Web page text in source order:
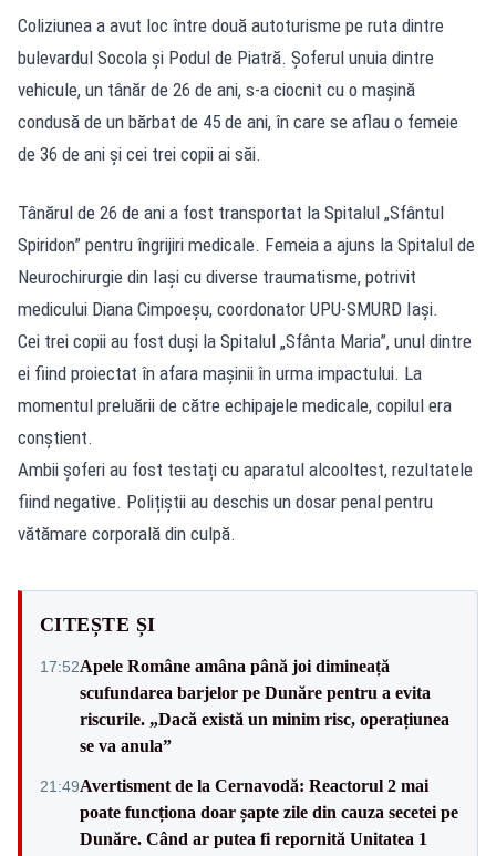
Coliziunea a avut loc între două autoturisme pe ruta dintre
bulevardul Socola și Podul de Piatră. Șoferul unuia dintre
vehicule, un tânăr de 26 de ani, s-a ciocnit cu o mașină
condusă de un bărbat de 45 de ani, în care se aflau o femeie
de 36 de ani și cei trei copii ai săi.
Tânărul de 26 de ani a fost transportat la Spitalul „Sfântul
Spiridon” pentru îngrijiri medicale. Femeia a ajuns la Spitalul de
Neurochirurgie din Iași cu diverse traumatisme, potrivit
medicului Diana Cimpoeșu, coordonator UPU-SMURD Iași.
Cei trei copii au fost duși la Spitalul „Sfânta Maria”, unul dintre
ei fiind proiectat în afara mașinii în urma impactului. La
momentul preluării de către echipajele medicale, copilul era
conștient.
Ambii șoferi au fost testați cu aparatul alcooltest, rezultatele
fiind negative. Polițiștii au deschis un dosar penal pentru
vătămare corporală din culpă.
CITEȘTE ȘI
17:52Apele Române amâna până joi dimineață
scufundarea barjelor pe Dunăre pentru a evita
riscurile. „Dacă există un minim risc, operațiunea
se va anula”
21:49Avertisment de la Cernavodă: Reactorul 2 mai
poate funcționa doar șapte zile din cauza secetei pe
Dunăre. Când ar putea fi repornită Unitatea 1